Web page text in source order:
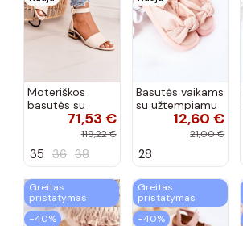
Moteriškos
basutės su
aukso spalvos
kulniukais Laura
spalvos
71,53 €
119,22 €
35 36 38
Basutės vaikams
su užtempiamu
užsegimu
rožinės spalvos
12,60 €
21,00 €
28
Greitas
pristatymas
−40%
Greitas
pristatymas
−40%